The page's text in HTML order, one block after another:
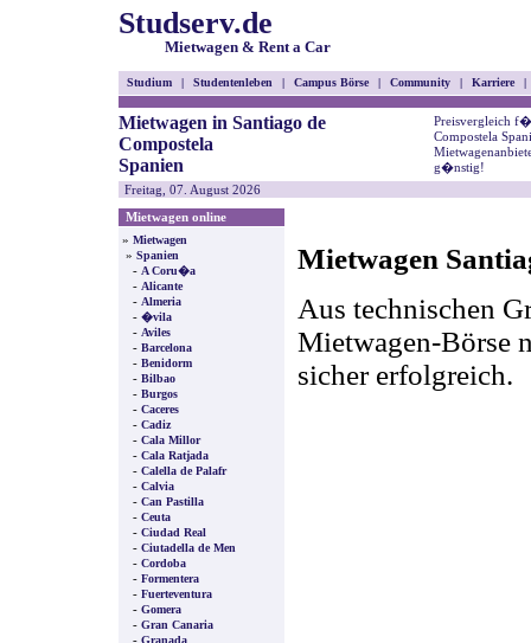
Studserv.de
Mietwagen & Rent a Car
Studium | Studentenleben | Campus Börse | Community | Karriere |
Mietwagen in Santiago de
Compostela
Spanien
Preisvergleich
Compostela
g�nstig!
Freitag, 07. August 2026
Mietwagen online
» Mietwagen
» Spanien
- A Coru�a
- Alicante
- Almeria
- �vila
- Aviles
- Barcelona
- Benidorm
- Bilbao
- Burgos
- Caceres
- Cadiz
- Cala Millor
- Cala Ratjada
- Calella de Palafr
- Calvia
- Can Pastilla
- Ceuta
- Ciudad Real
- Ciutadella de Men
- Cordoba
- Formentera
- Fuerteventura
- Gomera
- Gran Canaria
- Granada
Mietwagen
Aus technischen
Mietwagen-Börse
sicher erfolgreich.